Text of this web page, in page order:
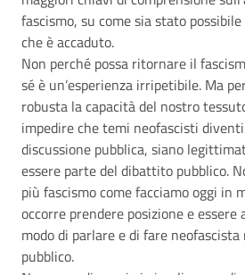
fascismo, su come sia stato
che è accaduto.
Non perché possa ritornare il
sé è un’esperienza irripetibile. Ma
robusta la capacità del nostro
impedire che temi neofascisti
discussione pubblica, siano
essere parte del dibattito pubblico.
più fascismo come facciamo oggi in
occorre prendere posizione e
modo di parlare e di fare
pubblico.